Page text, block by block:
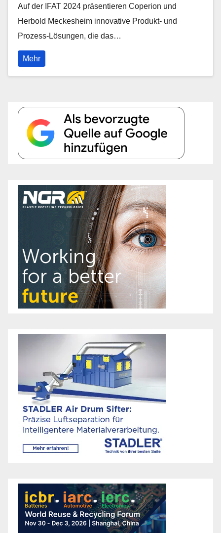
Auf der IFAT 2024 präsentieren Coperion und
Herbold Meckesheim innovative Produkt- und
Prozess-Lösungen, die das…
Mehr